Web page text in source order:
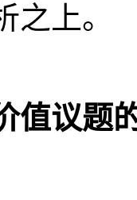
上。
值议题